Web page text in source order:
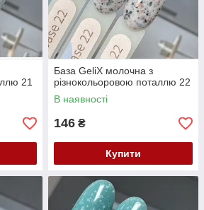
21
База GeliX молочна з
різнокольоровою поталлю 22
В наявності
146 ₴
Купити